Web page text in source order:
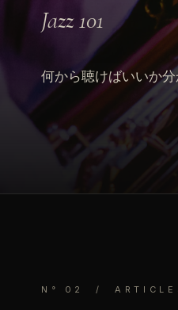
Jazz 101
何から聴けばいいか
N° 02 /